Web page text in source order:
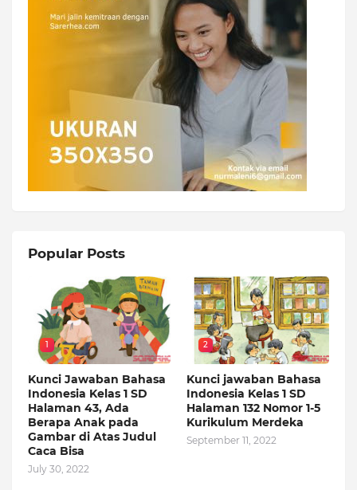
Popular Posts
1
Kunci Jawaban Bahasa
Indonesia Kelas 1 SD
Halaman 43, Ada
Berapa Anak pada
Gambar di Atas Judul
Caca Bisa
July 30, 2022
2
Kunci jawaban Bahasa
Indonesia Kelas 1 SD
Halaman 132 Nomor 1-5
Kurikulum Merdeka
September 11, 2022